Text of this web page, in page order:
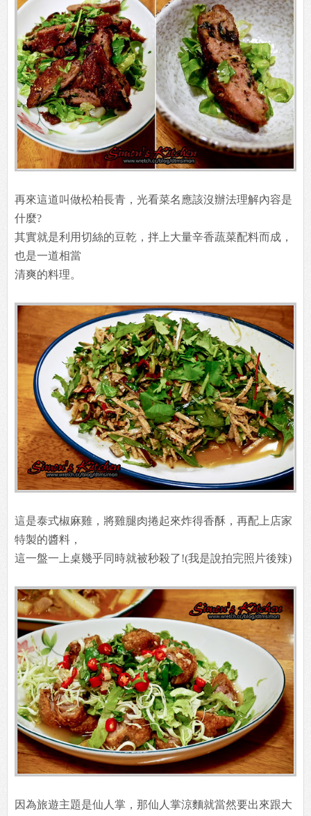
再來這道叫做松柏長青，光看菜名應該沒辦法理解內容是
什麼?
其實就是利用切絲的豆乾，拌上大量辛香蔬菜配料而成，
也是一道相當
清爽的料理。
這是泰式椒麻雞，將雞腿肉捲起來炸得香酥，再配上店家
特製的醬料，
這一盤一上桌幾乎同時就被秒殺了!(我是說拍完照片後辣)
因為旅遊主題是仙人掌，那仙人掌涼麵就當然要出來跟大